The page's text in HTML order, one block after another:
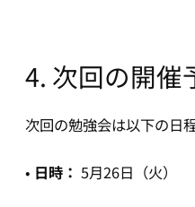
4. 次回の開催
次回の勉強会は以下の日
• 日時： 5月26日（火）